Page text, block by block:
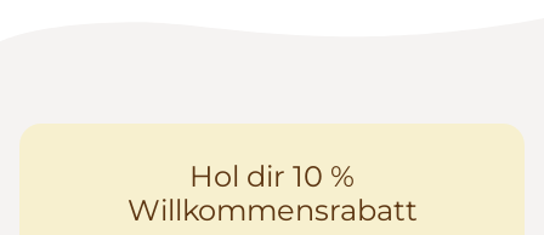
Hol dir 10 %
Willkommensrabatt